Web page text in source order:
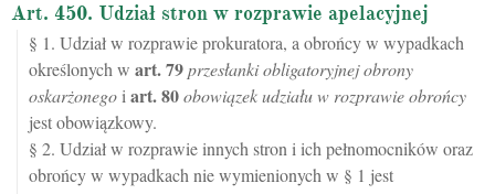
Art. 450. Udział stron w rozprawie apelacyjnej
§ 1. Udział w rozprawie prokuratora, a obrońcy w wypadkach
określonych w art.79przesłanki obligatoryjnej obrony
oskarżonego i art.80obowiązek udziału w rozprawie obrońcy
jest obowiązkowy.
§ 2. Udział w rozprawie innych stron i ich pełnomocników oraz
obrońcy w wypadkach nie wymienionych w § 1 jest